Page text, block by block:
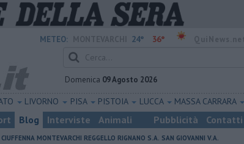
METEO: 24° 36°
Domenica 09 Agosto 2026
LIVORNO PISA PISTOIA LUCCA MASSA CARRARA
Blog Interviste Animali Pubblicità Contatti
MONTEVARCHI REGGELLO RIGNANO S.A. SAN GIOVANNI V.A.